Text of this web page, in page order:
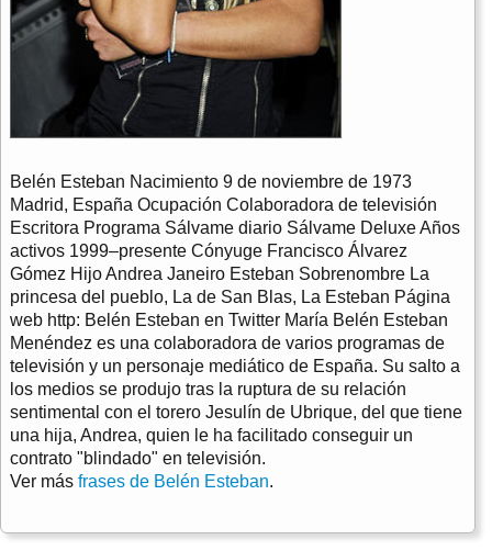
Belén Esteban Nacimiento 9 de noviembre de 1973
Madrid, España Ocupación Colaboradora de televisión
Escritora Programa Sálvame diario Sálvame Deluxe Años
activos 1999–presente Cónyuge Francisco Álvarez
Gómez Hijo Andrea Janeiro Esteban Sobrenombre La
princesa del pueblo, La de San Blas, La Esteban Página
web http: Belén Esteban en Twitter María Belén Esteban
Menéndez es una colaboradora de varios programas de
televisión y un personaje mediático de España. Su salto a
los medios se produjo tras la ruptura de su relación
sentimental con el torero Jesulín de Ubrique, del que tiene
una hija, Andrea, quien le ha facilitado conseguir un
contrato "blindado" en televisión.
Ver más frases de Belén Esteban.